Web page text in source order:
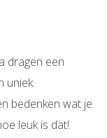
dragen een
uniek
bedenken wat je
leuk is dat!